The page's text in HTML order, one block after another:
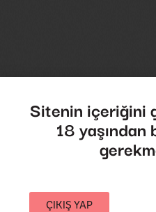
Sitenin içeriğini
18 yaşından
ÇIKIŞ YAP